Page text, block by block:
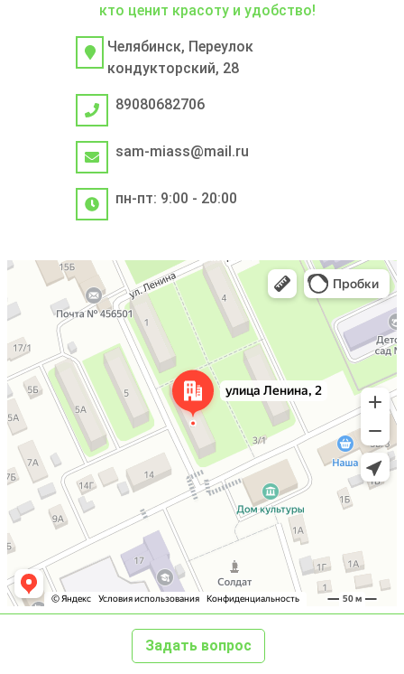
кто ценит красоту и удобство!
Челябинск, Переулок
кондукторский, 28
89080682706
sam-miass@mail.ru
пн-пт: 9:00 - 20:00
Задать вопрос